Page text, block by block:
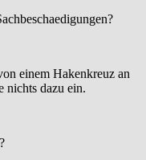
einem Hakenkreuz an
nichts dazu ein.